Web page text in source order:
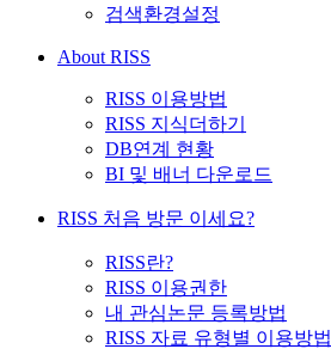
검색환경설정
About RISS
RISS 이용방법
RISS 지식더하기
DB연계 현황
BI 및 배너 다운로드
RISS 처음 방문 이세요?
RISS란?
RISS 이용권한
내 관심논문 등록방법
RISS 자료 유형별 이용방법